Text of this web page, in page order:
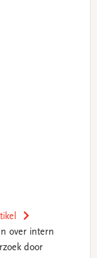
over intern
door